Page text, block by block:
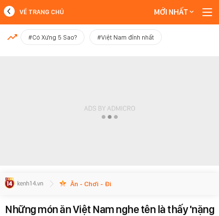
MỚI NHẤT
VỀ TRANG CHỦ MỚI NHẤT
#Có Xứng 5 Sao? #Việt Nam đỉnh nhất
Ăn - Chơi - Đi
Những món ăn Việt Nam nghe tên là thấy 'nặng